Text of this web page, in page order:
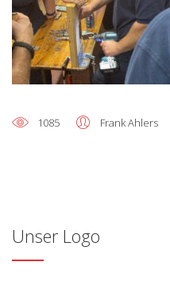
1085 Frank Ahlers
Unser Logo